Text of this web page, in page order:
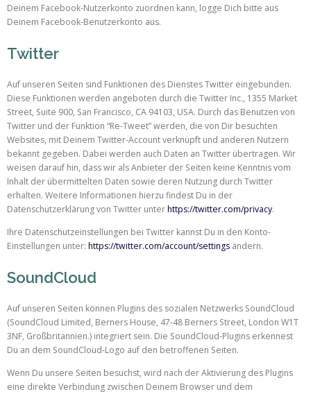
Deinem Facebook-Nutzerkonto zuordnen kann, logge Dich bitte aus
Deinem Facebook-Benutzerkonto aus.
Twitter
Auf unseren Seiten sind Funktionen des Dienstes Twitter eingebunden.
Diese Funktionen werden angeboten durch die Twitter Inc., 1355 Market
Street, Suite 900, San Francisco, CA 94103, USA. Durch das Benutzen von
Twitter und der Funktion “Re-Tweet” werden, die von Dir besuchten
Websites, mit Deinem Twitter-Account verknüpft und anderen Nutzern
bekannt gegeben. Dabei werden auch Daten an Twitter übertragen. Wir
weisen darauf hin, dass wir als Anbieter der Seiten keine Kenntnis vom
Inhalt der übermittelten Daten sowie deren Nutzung durch Twitter
erhalten. Weitere Informationen hierzu findest Du in der
Datenschutzerklärung von Twitter unterhttps://twitter.com/privacy.
Ihre Datenschutzeinstellungen bei Twitter kannst Du in den Konto-
Einstellungen unter: https://twitter.com/account/settings ändern.
SoundCloud
Auf unseren Seiten können Plugins des sozialen Netzwerks SoundCloud
(SoundCloud Limited, Berners House, 47-48 Berners Street, London W1T
3NF, Großbritannien.) integriert sein. Die SoundCloud-Plugins erkennest
Du an dem SoundCloud-Logo auf den betroffenen Seiten.
Wenn Du unsere Seiten besuchst, wird nach der Aktivierung des Plugins
eine direkte Verbindung zwischen Deinem Browser und dem